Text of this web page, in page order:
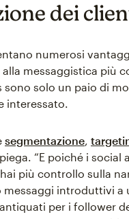
dei
numerosi
messaggistica più
sono solo un paio di
interessato.
segmentazione,
“E poiché i social
più controllo sulla
introduttivi a
per i follower